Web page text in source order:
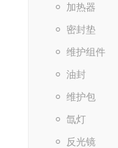
加热器
密封垫
维护组件
油封
维护包
氙灯
反光镜